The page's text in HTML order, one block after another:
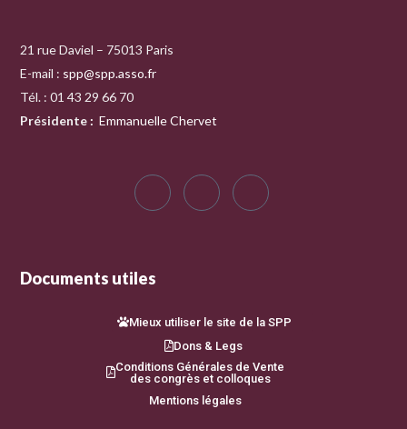
21 rue Daviel – 75013 Paris
E-mail : spp@spp.asso.fr
Tél. : 01 43 29 66 70
Présidente : Emmanuelle Chervet
Documents utiles
Mieux utiliser le site de la SPP
Dons & Legs
Conditions Générales de Vente
des congrès et colloques
Mentions légales